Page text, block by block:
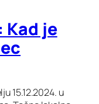
Kad je
15.12.2024. u